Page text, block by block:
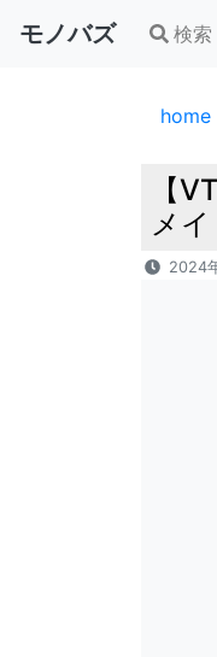
モノバズ 検索
home
【
メ
2024